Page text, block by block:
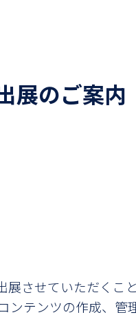
展のご案内
させていただくこ
ンテンツの作成、管